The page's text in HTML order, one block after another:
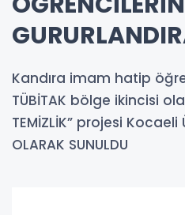
Kandıra imam hatip
TÜBİTAK bölge ikincisi
TEMİZLİK” projesi
OLARAK SUNULDU